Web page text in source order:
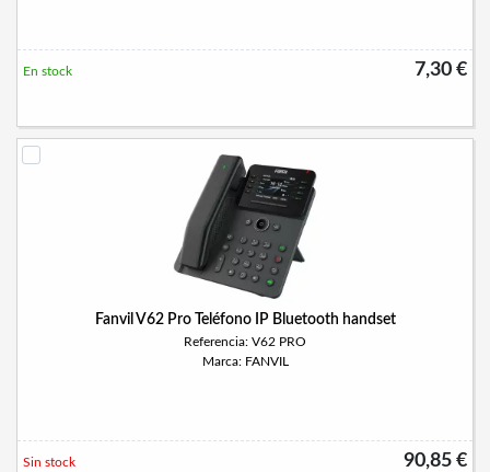
7,30 €
En stock
Fanvil V62 Pro Teléfono IP Bluetooth handset
Referencia: V62 PRO
Marca: FANVIL
90,85 €
Sin stock